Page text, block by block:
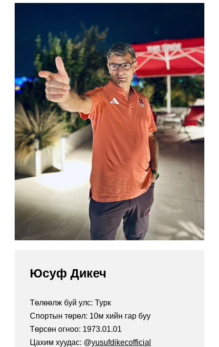
Юсуф Дикеч
Төлөөлж буй улс: Турк
Спортын төрөл: 10м хийн гар буу
Төрсөн огноо: 1973.01.01
Цахим хуудас: @yusufdikecofficial